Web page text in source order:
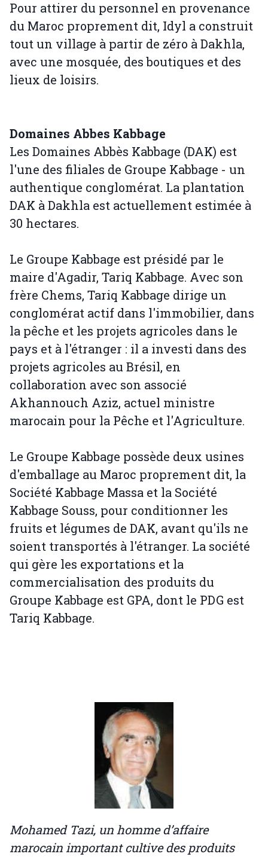
Pour attirer du personnel en provenance
du Maroc proprement dit, Idyl a construit
tout un village à partir de zéro à Dakhla,
avec une mosquée, des boutiques et des
lieux de loisirs.
Domaines Abbes Kabbage
Les Domaines Abbès Kabbage (DAK) est
l'une des filiales de Groupe Kabbage - un
authentique conglomérat. La plantation
DAK à Dakhla est actuellement estimée à
30 hectares.
Le Groupe Kabbage est présidé par le
maire d'Agadir, Tariq Kabbage. Avec son
frère Chems, Tariq Kabbage dirige un
conglomérat actif dans l'immobilier, dans
la pêche et les projets agricoles dans le
pays et à l'étranger : il a investi dans des
projets agricoles au Brésil, en
collaboration avec son associé
Akhannouch Aziz, actuel ministre
marocain pour la Pêche et l'Agriculture.
Le Groupe Kabbage possède deux usines
d'emballage au Maroc proprement dit, la
Société Kabbage Massa et la Société
Kabbage Souss, pour conditionner les
fruits et légumes de DAK, avant qu'ils ne
soient transportés à l'étranger. La société
qui gère les exportations et la
commercialisation des produits du
Groupe Kabbage est GPA, dont le PDG est
Tariq Kabbage.
Mohamed Tazi, un homme d’affaire
marocain important cultive des produits